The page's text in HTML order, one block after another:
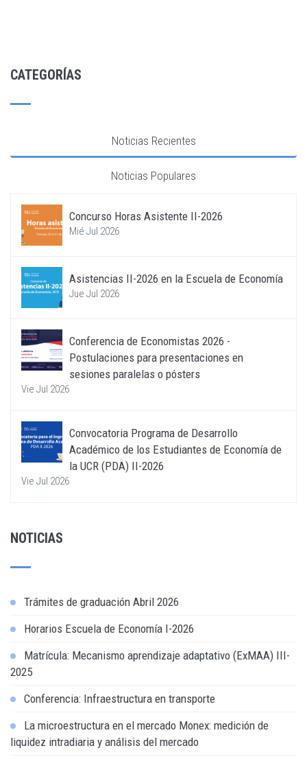
CATEGORÍAS
Noticias Recientes
Noticias Populares
Concurso Horas Asistente II-2026
Mié Jul 2026
Asistencias II-2026 en la Escuela de Economía
Jue Jul 2026
Conferencia de Economistas 2026 -
Postulaciones para presentaciones en
sesiones paralelas o pósters
Vie Jul 2026
Convocatoria Programa de Desarrollo
Académico de los Estudiantes de Economía de
la UCR (PDA) II-2026
Vie Jul 2026
NOTICIAS
Trámites de graduación Abril 2026
Horarios Escuela de Economía I-2026
Matrícula: Mecanismo aprendizaje adaptativo (ExMAA) III-
2025
Conferencia: Infraestructura en transporte
La microestructura en el mercado Monex: medición de
liquidez intradiaria y análisis del mercado